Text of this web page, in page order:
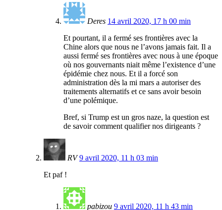
Deres 14 avril 2020, 17 h 00 min
Et pourtant, il a fermé ses frontières avec la
Chine alors que nous ne l’avons jamais fait. Il a
aussi fermé ses frontières avec nous à une époque
où nos gouvernants niait même l’existence d’une
épidémie chez nous. Et il a forcé son
administration dès la mi mars a autoriser des
traitements alternatifs et ce sans avoir besoin
d’une polémique.
Bref, si Trump est un gros naze, la question est
de savoir comment qualifier nos dirigeants ?
RV 9 avril 2020, 11 h 03 min
Et paf !
pabizou 9 avril 2020, 11 h 43 min